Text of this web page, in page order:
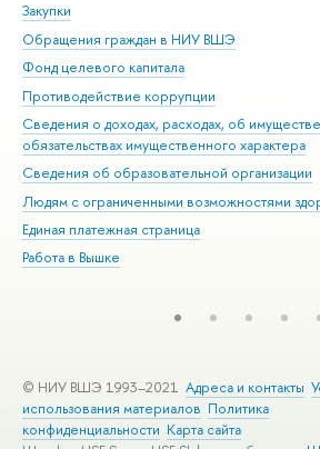
Закупки
Обращения граждан в НИУ ВШЭ
Фонд целевого капитала
Противодействие коррупции
Сведения о доходах, расходах, об
обязательствах имущественного характера
Сведения об образовательной организации
Людям с ограниченными возможностями
Единая платежная страница
Работа в Вышке
© НИУ ВШЭ 1993–2021 Адреса и контакты
использования материалов Политика
конфиденциальности Карта сайта